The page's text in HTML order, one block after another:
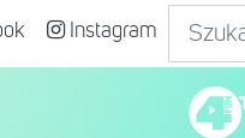
Instagram